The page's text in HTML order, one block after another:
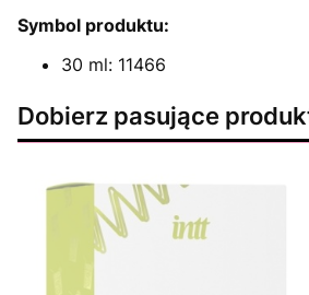
Symbol produktu:
30 ml: 11466
Dobierz pasujące